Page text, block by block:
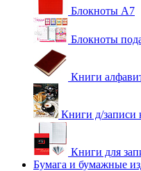
Блокноты А7
Блокноты
Книги
Книги д/записи
Книги для
Бумага и бумажные